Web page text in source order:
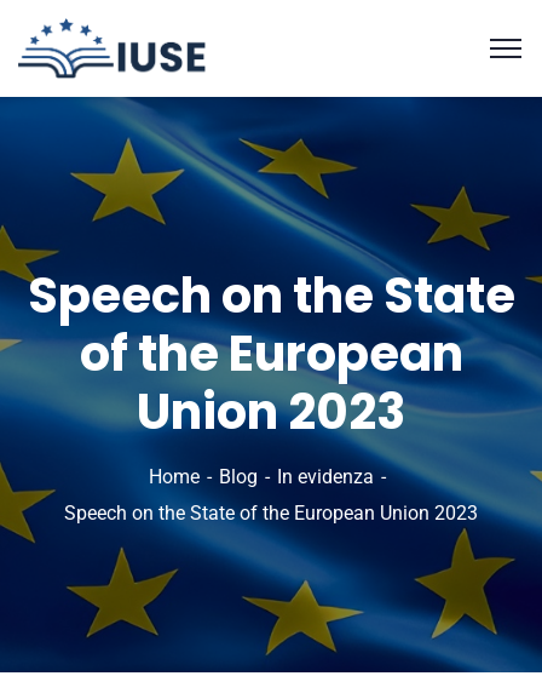
Speech on the State
of the European
Union 2023
Home Blog
In evidenza
Speech on the State of the European Union 2023